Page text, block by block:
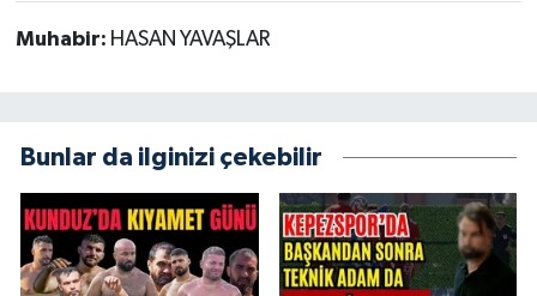
Muhabir: HASAN YAVAŞLAR
Bunlar da ilginizi çekebilir